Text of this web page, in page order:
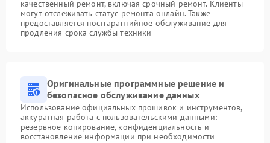
качественный ремонт, включая срочный ремонт. Клиенты
могут отслеживать статус ремонта онлайн. Также
предоставляется постгарантийное обслуживание для
продления срока службы техники
Оригинальные программные решение и
безопасное обслуживание данных
Использование официальных прошивок и инструментов,
аккуратная работа с пользовательскими данными:
резервное копирование, конфиденциальность и
восстановление информации при необходимости